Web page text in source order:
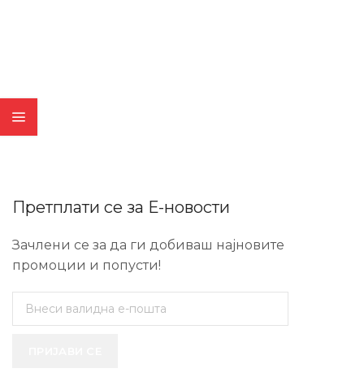
Претплати се за Е-новости
Зачлени се за да ги добиваш најновите
промоции и попусти!